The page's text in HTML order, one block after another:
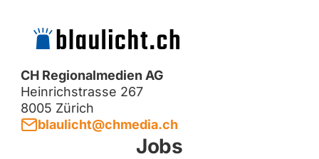
CH Regionalmedien AG
Heinrichstrasse 267
8005 Zürich
blaulicht@chmedia.ch
Jobs